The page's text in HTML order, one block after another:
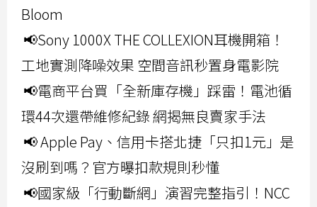
Bloom
📢Sony 1000X THE COLLEXION耳機開箱！
工地實測降噪效果 空間音訊秒置身電影院
📢電商平台買「全新庫存機」踩雷！電池循
環44次還帶維修紀錄 網揭無良賣家手法
📢 Apple Pay、信用卡搭北捷「只扣1元」是
沒刷到嗎？官方曝扣款規則秒懂
📢國家級「行動斷網」演習完整指引！NCC